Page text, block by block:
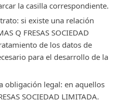
de modo aleatorio, pero
se trata de publicidad
estar relacionada con tu
compra, preferencias y
Teléfono, Dirección
la casilla correspondiente.
si existe una relación
Q FRESAS SOCIEDAD
de los datos de
para el desarrollo de la
obligación legal: en aquellos
SOCIEDAD LIMITADA.